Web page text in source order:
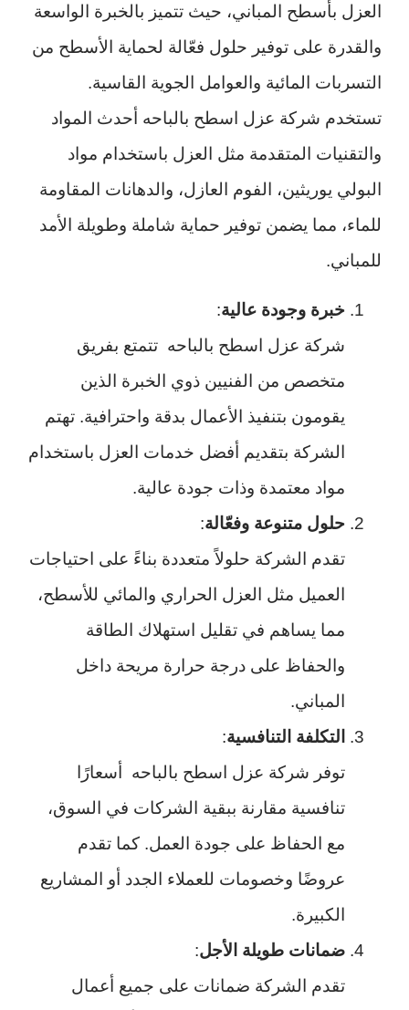
العزل بأسطح المباني، حيث تتميز بالخبرة الواسعة
والقدرة على توفير حلول فعّالة لحماية الأسطح من
التسربات المائية والعوامل الجوية القاسية.
تستخدم شركة عزل اسطح بالباحه أحدث المواد
والتقنيات المتقدمة مثل العزل باستخدام مواد
البولي يوريثين، الفوم العازل، والدهانات المقاومة
للماء، مما يضمن توفير حماية شاملة وطويلة الأمد
للمباني.
خبرة وجودة عالية:
شركة عزل اسطح بالباحه تتمتع بفريق
متخصص من الفنيين ذوي الخبرة الذين
يقومون بتنفيذ الأعمال بدقة واحترافية. تهتم
الشركة بتقديم أفضل خدمات العزل باستخدام
مواد معتمدة وذات جودة عالية.
حلول متنوعة وفعّالة:
تقدم الشركة حلولاً متعددة بناءً على احتياجات
العميل مثل العزل الحراري والمائي للأسطح،
مما يساهم في تقليل استهلاك الطاقة
والحفاظ على درجة حرارة مريحة داخل
المباني.
التكلفة التنافسية:
توفر شركة عزل اسطح بالباحه أسعارًا
تنافسية مقارنة ببقية الشركات في السوق،
مع الحفاظ على جودة العمل. كما تقدم
عروضًا وخصومات للعملاء الجدد أو المشاريع
الكبيرة.
ضمانات طويلة الأجل:
تقدم الشركة ضمانات على جميع أعمال